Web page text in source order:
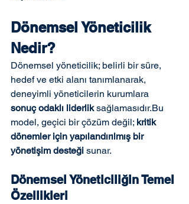
Dönemsel Yöneticilik
Nedir?
Dönemsel yöneticilik; belirli bir süre,
hedef ve etki alanı tanımlanarak,
deneyimli yöneticilerin kurumlara
sonuç odaklı liderlik sağlamasıdır.Bu
model, geçici bir çözüm değil; kritik
dönemler için yapılandırılmış bir
yönetişim desteği sunar.
Dönemsel Yöneticiliğin Temel
Özellikleri